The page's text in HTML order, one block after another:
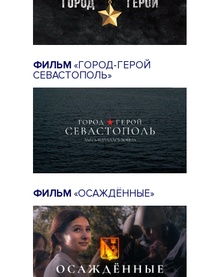
ФИЛЬМ«ГОРОД-ГЕРОЙ
СЕВАСТОПОЛЬ»
ФИЛЬМ«ОСАЖДЁННЫЕ»